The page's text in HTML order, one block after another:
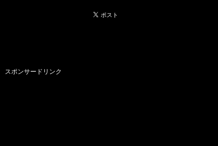
スポンサードリンク